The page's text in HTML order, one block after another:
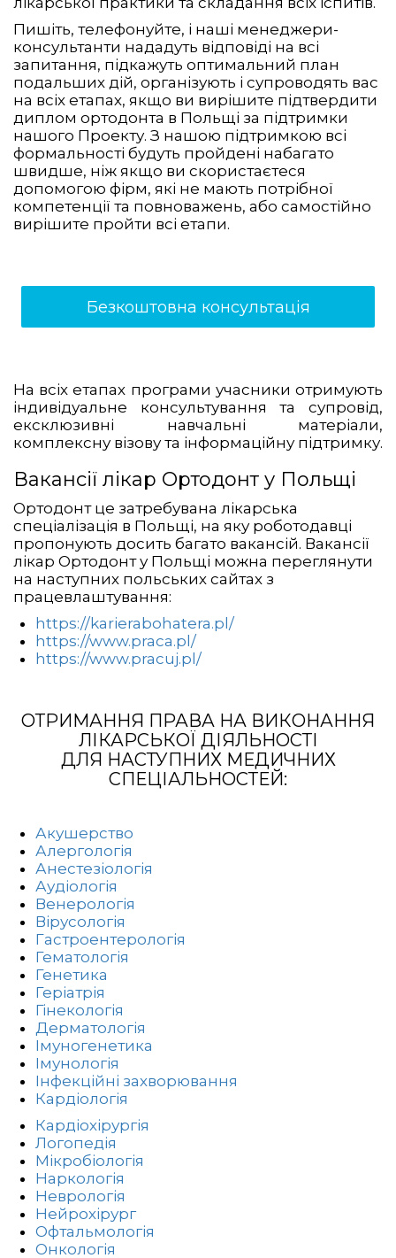
Пишіть, телефонуйте, і наші менеджери-
консультанти нададуть відповіді на всі
запитання, підкажуть оптимальний план
подальших дій, організують і супроводять вас
на всіх етапах, якщо ви вирішите підтвердити
диплом ортодонта в Польщі за підтримки
нашого Проекту. З нашою підтримкою всі
формальності будуть пройдені набагато
швидше, ніж якщо ви скористаєтеся
допомогою фірм, які не мають потрібної
компетенції та повноважень, або самостійно
вирішите пройти всі етапи.
Безкоштовна консультація
На всіх етапах програми учасники отримують
індивідуальне консультування та супровід,
ексклюзивні навчальні матеріали,
комплексну візову та інформаційну підтримку.
Вакансії лікар Ортодонт у Польщі
Ортодонт це затребувана лікарська
спеціалізація в Польщі, на яку роботодавці
пропонують досить багато вакансій. Вакансії
лікар Ортодонт у Польщі можна переглянути
на наступних польських сайтах з
працевлаштування:
https://karierabohatera.pl/
https://www.praca.pl/
https://www.pracuj.pl/
ОТРИМАННЯ ПРАВА НА ВИКОНАННЯ
ЛІКАРСЬКОЇ ДІЯЛЬНОСТІ
ДЛЯ НАСТУПНИХ МЕДИЧНИХ
СПЕЦІАЛЬНОСТЕЙ:
Акушерство
Алергологія
Анестезіологія
Аудіологія
Венерологія
Вірусологія
Гастроентерологія
Гематологія
Генетика
Геріатрія
Гінекологія
Дерматологія
Імуногенетика
Імунологія
Інфекційні захворювання
Кардіологія
Кардіохірургія
Логопедія
Мікробіологія
Наркологія
Неврологія
Нейрохірург
Офтальмологія
Онкологія